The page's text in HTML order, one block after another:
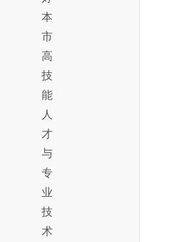
本
市
高
技
能
人
才
与
专
业
技
术